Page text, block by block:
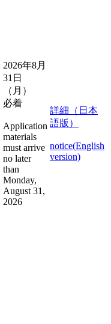
2026年8月
31日
（月）
必着
Application
materials
must arrive
no later
than
Monday,
August 31,
2026
詳細（日本
語版）
notice(English
version)